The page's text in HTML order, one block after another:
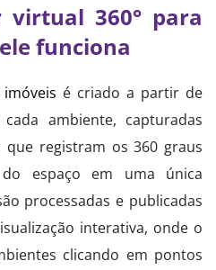
360° para
funciona
é criado a partir de
ambiente, capturadas
que registram os 360 graus
espaço em uma única
processadas e publicadas
interativa, onde o
clicando em pontos